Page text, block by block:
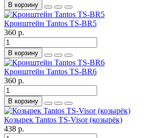
В корзину
Кронштейн Tantos TS-BR5
360 р.
В корзину
Кронштейн Tantos TS-BR6
360 р.
В корзину
Козырек Tantos TS-Visor (козырёк)
438 р.